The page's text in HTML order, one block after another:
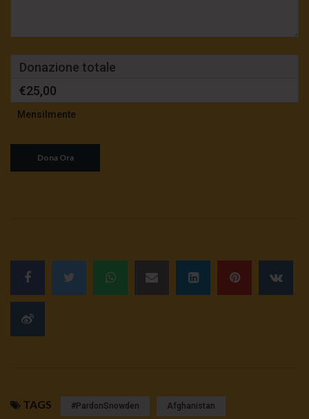
Donazione totale
€25,00
Mensilmente
TAGS #pardonSnowden Afghanistan